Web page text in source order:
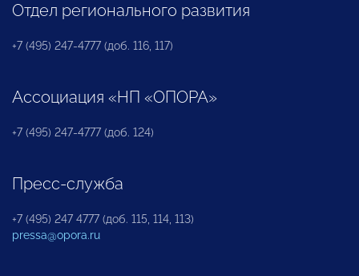
Отдел регионального развития
+7 (495) 247-4777 (доб. 116, 117)
Ассоциация «НП «ОПОРА»
+7 (495) 247-4777 (доб. 124)
Пресс-служба
+7 (495) 247 4777 (доб. 115, 114, 113)
pressa@opora.ru